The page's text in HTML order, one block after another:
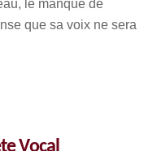
le manque de
que sa voix ne sera
Vocal